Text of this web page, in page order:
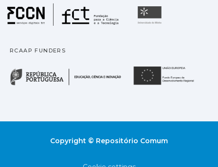
Fundação para a
RCAAP FUNDERS
República Portuguesa
Copyright © Repositório Comum